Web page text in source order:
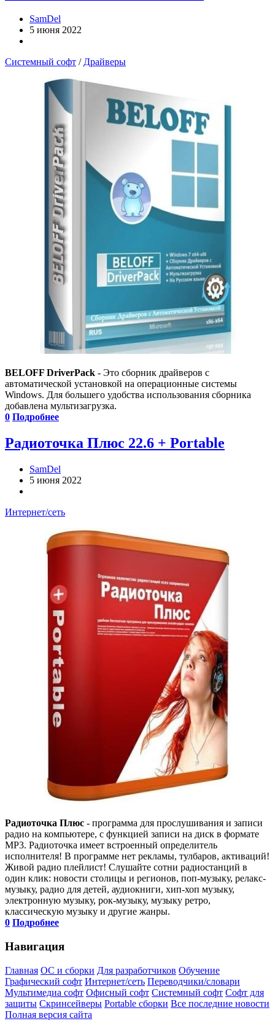
SamDel
5 июня 2022
Системный софт /Драйверы
BELOFF DriverPack - Это сборник драйверов с
автоматической установкой на операционные системы
Windows. Для большего удобства использования сборника
добавлена мультизагрузка.
0 Подробнее
Радиоточка Плюс 22.6 + Portable
SamDel
5 июня 2022
Интернет/сеть
Радиоточка Плюс - программа для прослушивания и записи
радио на компьютере, с функцией записи на диск в формате
MP3. Радиоточка имеет встроенный определитель
исполнителя! В программе нет рекламы, тулбаров, активаций!
Живой радио плейлист! Слушайте сотни радиостанций в
один клик: новости столицы и регионов, поп-музыку, релакс-
музыку, радио для детей, аудиокниги, хип-хоп музыку,
электронную музыку, рок-музыку, музыку ретро,
классическую музыку и другие жанры.
0 Подробнее
Навигация
Главная ОС и сборки Для разработчиков Обучение
Графический софт Интернет/сеть Переводчики/словари
Мультимедиа софт Офисный софт Системный софт Софт для
защиты Скринсейверы Portable сборки Все последние новости
Полная версия сайта